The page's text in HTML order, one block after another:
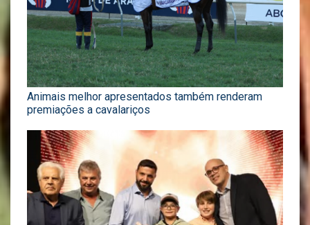
Animais melhor apresentados também renderam
premiações a cavalariços